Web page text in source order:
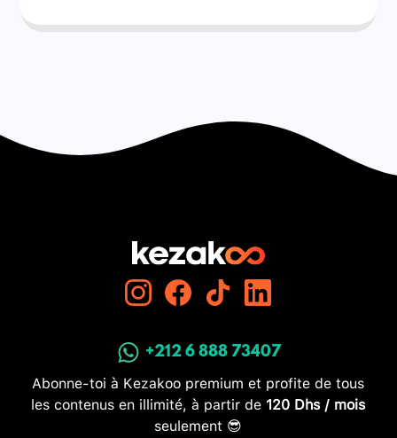
+212 6 888 73407
Abonne-toi à Kezakoo premium et profite de tous
les contenus en illimité, à partir de 120 Dhs / mois
seulement 😎